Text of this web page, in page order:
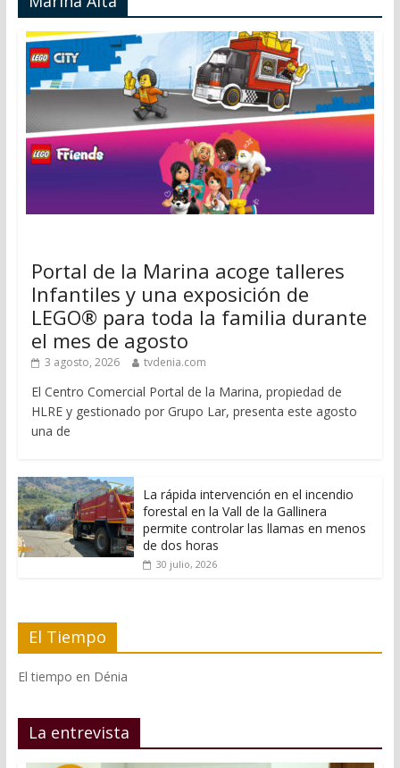
Portal de la Marina acoge talleres
Infantiles y una exposición de
LEGO® para toda la familia durante
el mes de agosto
3 agosto, 2026 tvdenia.com
El Centro Comercial Portal de la Marina, propiedad de
HLRE y gestionado por Grupo Lar, presenta este agosto
una de
La rápida intervención en el incendio
forestal en la Vall de la Gallinera
permite controlar las llamas en menos
de dos horas
30 julio, 2026
El Tiempo
El tiempo en Dénia
La entrevista